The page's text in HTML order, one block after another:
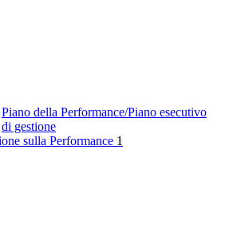
Piano della Performance/Piano esecutivo
di gestione
sulla Performance 1